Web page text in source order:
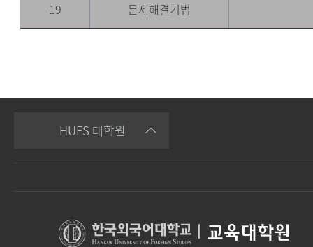
19 문제해결기법
HUFS 대학원
교육대학원